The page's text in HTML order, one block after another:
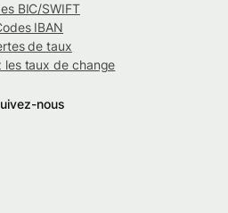
BIC/SWIFT
IBAN
de taux
les taux de change
nous